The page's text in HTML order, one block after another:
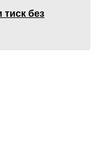
тиск без